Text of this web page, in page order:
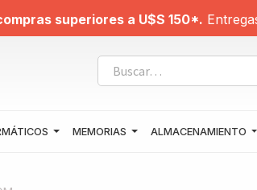
superiores a U$S 150*.
MEMORIAS ALMACENAMIENTO